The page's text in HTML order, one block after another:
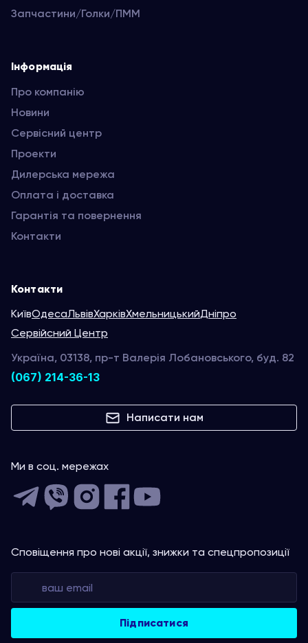
Запчастини/Голки/ПММ
Інформація
Про компанію
Новини
Сервісний центр
Проекти
Дилерська мережа
Оплата і доставка
Гарантія та повернення
Контакти
Контакти
КиївОдесаЛьвівХарківХмельницькийДніпро
Сервійсний Центр
Україна, 03138, пр-т Валерія Лобановського, буд. 82
(067) 214-36-13
Написати нам
Ми в соц. мережах
Сповіщення про нові акції, знижки та спецпропозиції